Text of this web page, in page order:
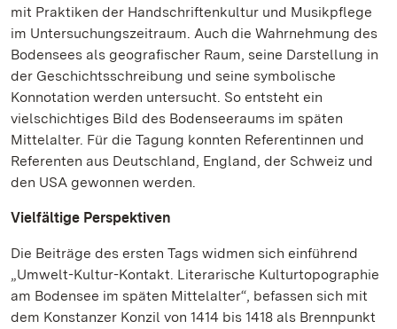
mit Praktiken der Handschriftenkultur und Musikpflege
im Untersuchungszeitraum. Auch die Wahrnehmung des
Bodensees als geografischer Raum, seine Darstellung in
der Geschichtsschreibung und seine symbolische
Konnotation werden untersucht. So entsteht ein
vielschichtiges Bild des Bodenseeraums im späten
Mittelalter. Für die Tagung konnten Referentinnen und
Referenten aus Deutschland, England, der Schweiz und
den USA gewonnen werden.
Vielfältige Perspektiven
Die Beiträge des ersten Tags widmen sich einführend
„Umwelt-Kultur-Kontakt. Literarische Kulturtopographie
am Bodensee im späten Mittelalter“, befassen sich mit
dem Konstanzer Konzil von 1414 bis 1418 als Brennpunkt